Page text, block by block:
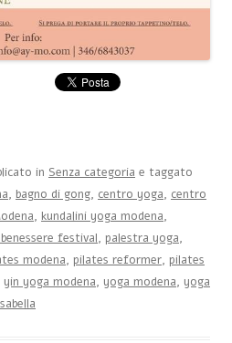
in Senza categoria e taggato
, bagno di gong, centro yoga, centro
, kundalini yoga modena,
festival, palestra yoga,
modena, pilates reformer, pilates
yin yoga modena, yoga modena, yoga